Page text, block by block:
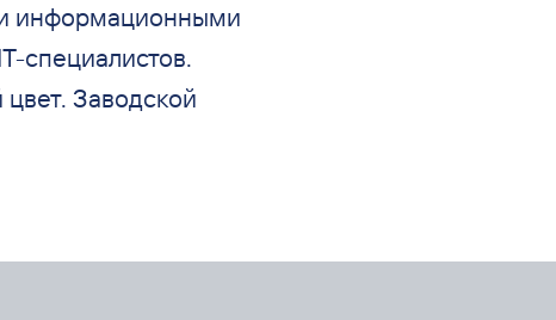
информационными
специалистов.
Заводской